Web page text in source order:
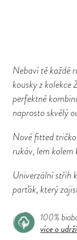
Nebaví tě každé
kousky z kolekce
perfektně
naprosto skvělý
Nové fitted
rukáv, lem
Univerzální střih
parťák, který
100%
více o